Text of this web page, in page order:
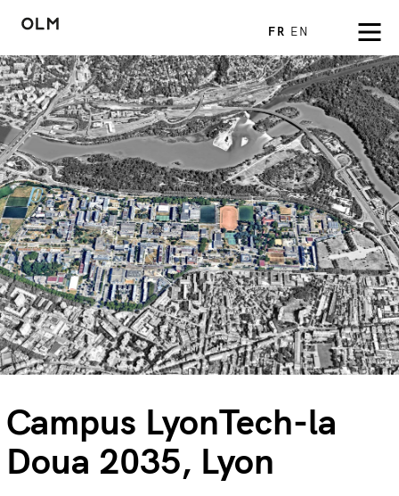
FR EN
Campus LyonTech-la
Doua 2035, Lyon